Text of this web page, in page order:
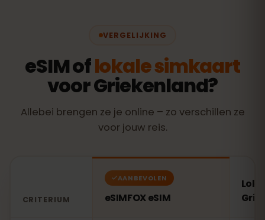
VERGELIJKING
eSIM oflokale simkaart
voor Griekenland?
Allebei brengen ze je online – zo verschillen ze
voor jouw reis.
CRITERIUM
AANBEVOLEN
eSIMFOX eSIM